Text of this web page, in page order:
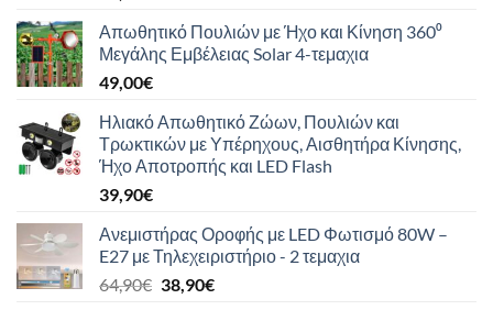
Απωθητικό Πουλιών με Ήχο και Κίνηση 360⁰
Μεγάλης Εμβέλειας Solar 4-τεμαχια
49,00€
Ηλιακό Απωθητικό Ζώων, Πουλιών και
Τρωκτικών με Υπέρηχους, Αισθητήρα Κίνησης,
Ήχο Αποτροπής και LED Flash
39,90€
Ανεμιστήρας Οροφής με LED Φωτισμό 80W –
E27 με Τηλεχειριστήριο - 2 τεμαχια
64,90€ Original
38,90€Η